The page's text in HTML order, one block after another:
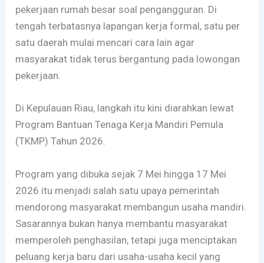
pekerjaan rumah besar soal pengangguran. Di
tengah terbatasnya lapangan kerja formal, satu per
satu daerah mulai mencari cara lain agar
masyarakat tidak terus bergantung pada lowongan
pekerjaan.
Di Kepulauan Riau, langkah itu kini diarahkan lewat
Program Bantuan Tenaga Kerja Mandiri Pemula
(TKMP) Tahun 2026.
Program yang dibuka sejak 7 Mei hingga 17 Mei
2026 itu menjadi salah satu upaya pemerintah
mendorong masyarakat membangun usaha mandiri.
Sasarannya bukan hanya membantu masyarakat
memperoleh penghasilan, tetapi juga menciptakan
peluang kerja baru dari usaha-usaha kecil yang